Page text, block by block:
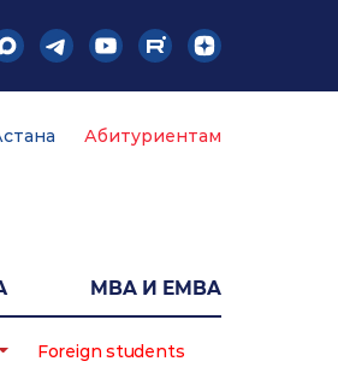
Абитуриентам
MBA И EMBA
Foreign students